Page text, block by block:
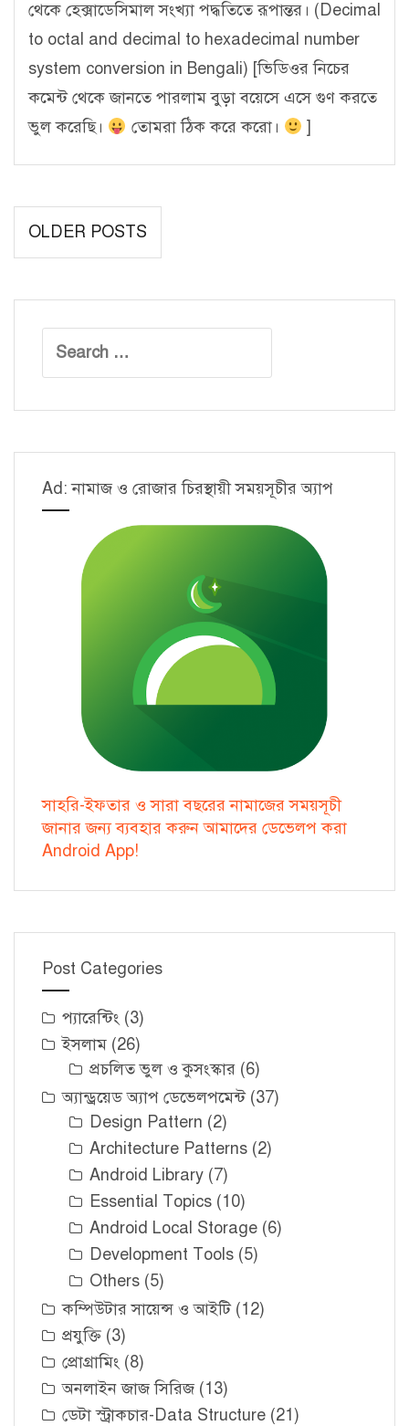
থেকে হেক্সাডেসিমাল সংখ্যা পদ্ধতিতে রূপান্তর। (Decimal
to octal and decimal to hexadecimal number
system conversion in Bengali) [ভিডিওর নিচের
কমেন্ট থেকে জানতে পারলাম বুড়া বয়েসে এসে গুণ করতে
ভুল করেছি।
তোমরা ঠিক করে করো। ]
Posts
navigation
OLDER POSTS
for:
Ad: নামাজ ও রোজার চিরস্থায়ী সময়সূচীর অ্যাপ
সাহরি-ইফতার ও সারা বছরের নামাজের সময়সূচী
জানার জন্য ব্যবহার করুন আমাদের ডেভেলপ করা
Android App!
Post Categories
প্যারেন্টিং (3)
ইসলাম (26)
প্রচলিত ভুল ও কুসংস্কার (6)
অ্যান্ড্রয়েড অ্যাপ ডেভেলপমেন্ট(37)
Design Pattern (2)
Architecture Patterns (2)
Android Library (7)
Essential Topics (10)
Android Local Storage (6)
Development Tools (5)
Others (5)
কম্পিউটার সায়েন্স ও আইটি(12)
প্রযুক্তি (3)
প্রোগ্রামিং (8)
অনলাইন জাজ সিরিজ (13)
ডেটা স্ট্রাকচার-Data Structure (21)